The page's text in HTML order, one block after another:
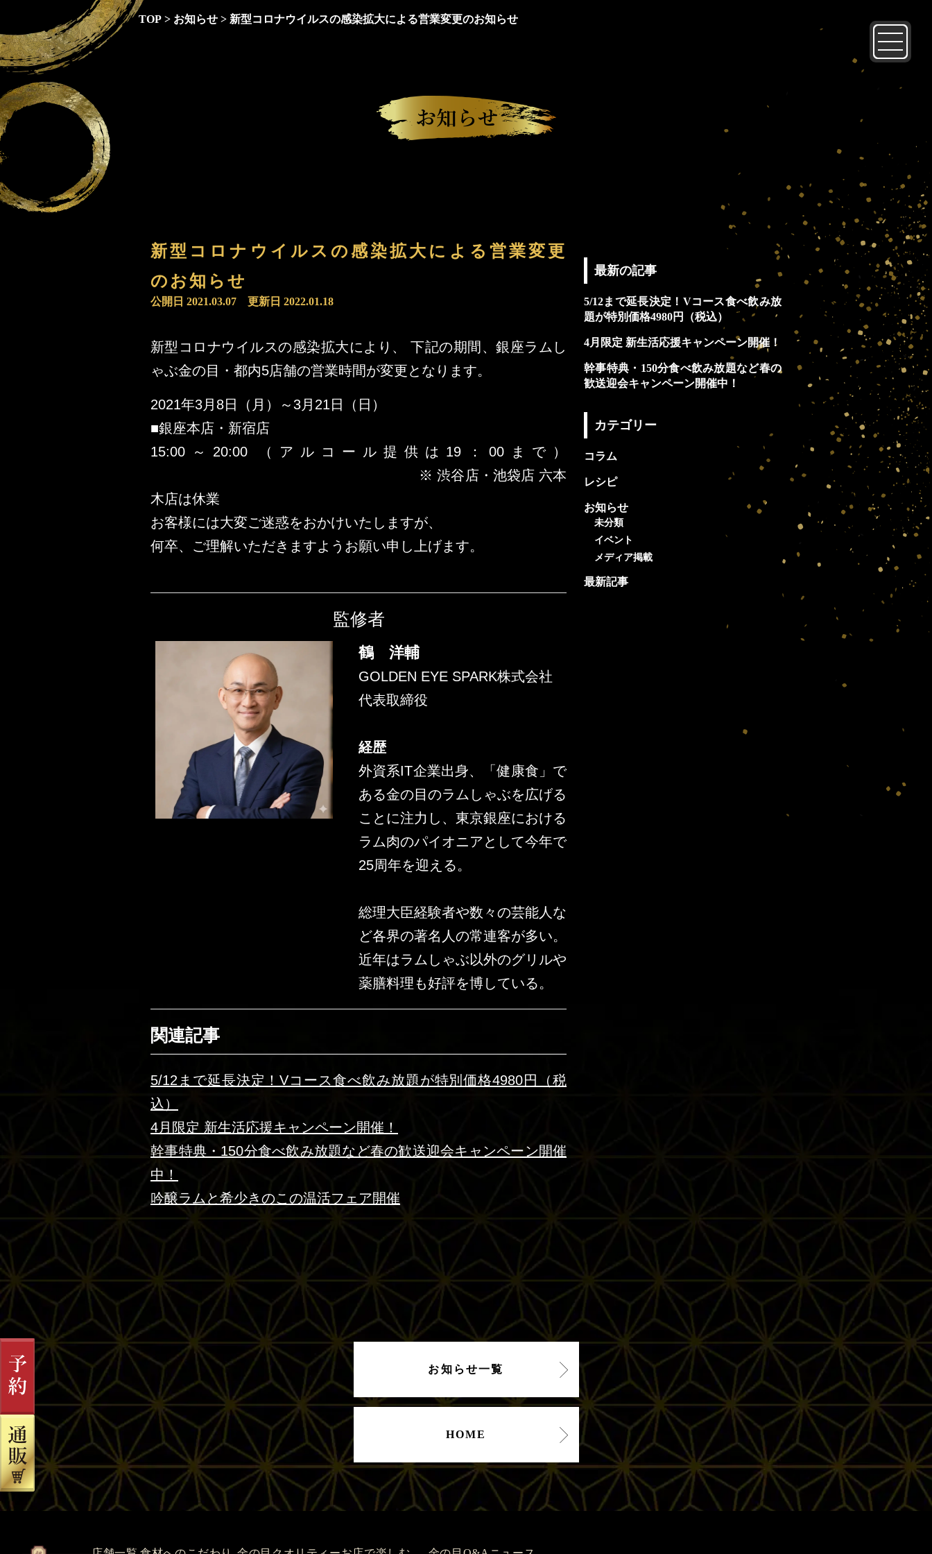
TOP > お知らせ > 新型コロナウイルスの感染拡大による営業変更のお知らせ
新型コロナウイルスの感染拡大による営業変更
のお知らせ
公開日 2021.03.07 更新日 2022.01.18
新型コロナウイルスの感染拡大により、 下記の期間、銀座ラムし
ゃぶ金の目・都内5店舗の営業時間が変更となります。
2021年3月8日（月）～3月21日（日）
■銀座本店・新宿店
15:00～20:00 （アルコール提供は19：00まで）
※ 渋谷店・池袋店 六本
木店は休業
お客様には大変ご迷惑をおかけいたしますが、
何卒、ご理解いただきますようお願い申し上げます。
監修者
鶴 洋輔
GOLDEN EYE SPARK株式会社
代表取締役
経歴
外資系IT企業出身、「健康食」で
ある金の目のラムしゃぶを広げる
ことに注力し、東京銀座における
ラム肉のパイオニアとして今年で
25周年を迎える。
総理大臣経験者や数々の芸能人な
ど各界の著名人の常連客が多い。
近年はラムしゃぶ以外のグリルや
薬膳料理も好評を博している。
関連記事
5/12まで延長決定！Vコース食べ飲み放題が特別価格4980円（税
込）
4月限定 新生活応援キャンペーン開催！
幹事特典・150分食べ飲み放題など春の歓送迎会キャンペーン開催
中！
吟醸ラムと希少きのこの温活フェア開催
最新の記事
5/12まで延長決定！Vコース食べ飲み放
題が特別価格4980円（税込）
4月限定 新生活応援キャンペーン開催！
幹事特典・150分食べ飲み放題など春の
歓送迎会キャンペーン開催中！
カテゴリー
コラム
レシピ
お知らせ
未分類
イベント
メディア掲載
最新記事
お知らせ一覧
HOME